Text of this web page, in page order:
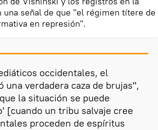
una señal de que "el régimen títere de
en represión".
occidentales, el
verdadera caza de brujas",
la situación se puede
[cuando un tribu salvaje cree
proceden de espíritus